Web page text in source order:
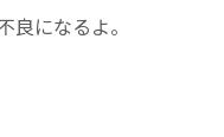
良になるよ。